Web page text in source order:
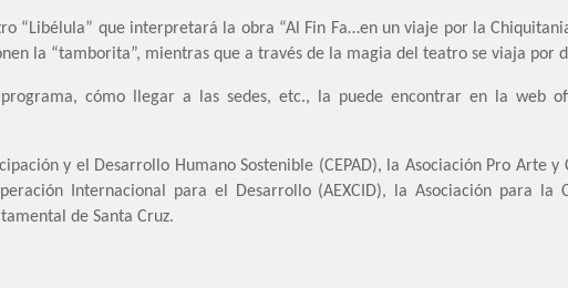
“Libélula” que interpretará la obra “Al Fin Fa…en un viaje por la
la “tamborita”, mientras que a través de la magia del teatro se viaja por
cómo llegar a las sedes, etc., la puede encontrar en la web
y el Desarrollo Humano Sostenible (CEPAD), la Asociación Pro Arte
Internacional para el Desarrollo (AEXCID), laAsociación para la
de Santa Cruz.